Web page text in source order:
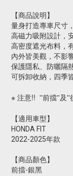
【商品說明】
量身打造專車尺寸
高磁力吸附設計，
高密度遮光布料，
內外皆美觀，不影
保護隱私、防曬隔
可拆卸收納，四季
※ 注意!!  ''前擋''及''
【適用車型】
HONDA FIT
2022-2025年款
【商品顏色】
前擋-銀黑